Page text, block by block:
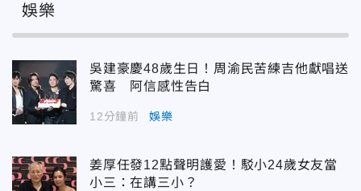
娛樂
吳建豪慶48歲生日！周渝民苦練吉他獻唱送
驚喜 阿信感性告白
12分鐘前 娛樂
姜厚任發12點聲明護愛！駁小24歲女友當
小三：在講三小？